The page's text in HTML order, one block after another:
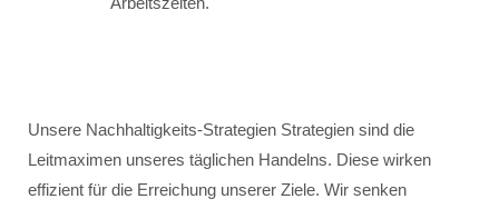
Unsere Nachhaltigkeits-Strategien Strategien sind die
Leitmaximen unseres täglichen Handelns. Diese wirken
effizient für die Erreichung unserer Ziele. Wir senken